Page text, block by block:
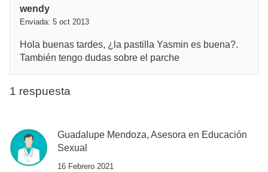
wendy
Enviada: 5 oct 2013
Hola buenas tardes, ¿la pastilla Yasmin es buena?.
También tengo dudas sobre el parche
1 respuesta
Guadalupe Mendoza, Asesora en Educación
Sexual
16 Febrero 2021